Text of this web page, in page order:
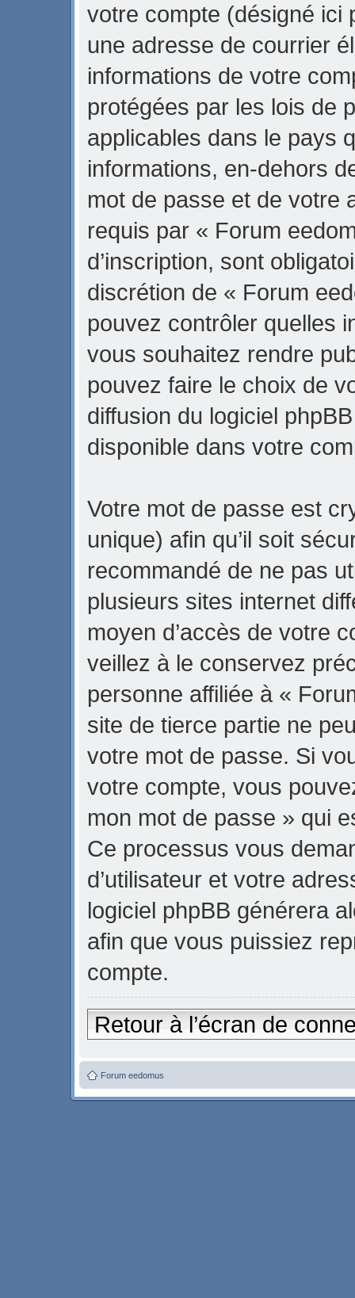
votre compte (désigné ici
une adresse de courrier
informations de votre
protégées par les lois de
applicables dans le pays
informations, en-dehors
mot de passe et de votre
requis par « Forum
d’inscription, sont
discrétion de « Forum
pouvez contrôler quelles
vous souhaitez rendre
pouvez faire le choix de
diffusion du logiciel
disponible dans votre
Votre mot de passe est
unique) afin qu’il soit
recommandé de ne pas
plusieurs sites internet
moyen d’accès de votre
veillez à le conservez
personne affiliée à «
site de tierce partie ne
votre mot de passe. Si
votre compte, vous
mon mot de passe » qui
Ce processus vous
d’utilisateur et votre
logiciel phpBB générera
afin que vous puissiez
compte.
Retour à l’écran de
Forum eedomus